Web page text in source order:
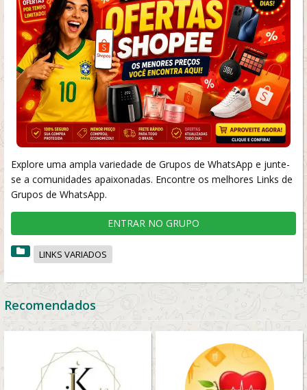
Explore uma ampla variedade de Grupos de WhatsApp e junte-
se a comunidades apaixonadas. Encontre os melhores Links de
Grupos de WhatsApp.
ENTRAR NO GRUPO
LINKS VARIADOS
Recomendados